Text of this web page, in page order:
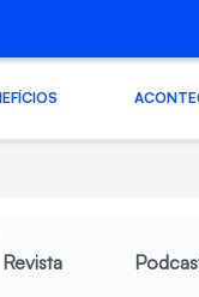
Revista